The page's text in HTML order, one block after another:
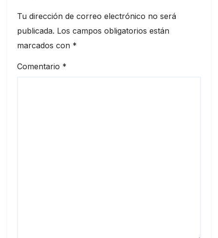
Tu dirección de correo electrónico no será
publicada. Los campos obligatorios están
marcados con *
Comentario *